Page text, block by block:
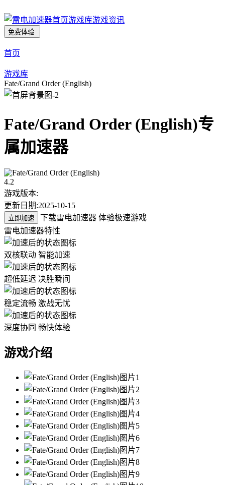
首页游戏库游戏资讯
免费体验
首页
游戏库
Fate/Grand Order (English)
Fate/Grand Order (English)专
属加速器
4.2
游戏版本:
更新日期:2025-10-15
立即加速
下载雷电加速器 体验极速游戏
雷电加速器特性
双核联动 智能加速
超低延迟 决胜瞬间
稳定流畅 激战无忧
深度协同 畅快体验
游戏介绍